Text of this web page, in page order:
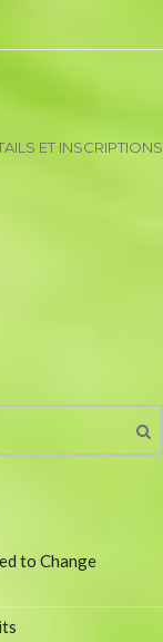
ET INSCRIPTIONS
to Change